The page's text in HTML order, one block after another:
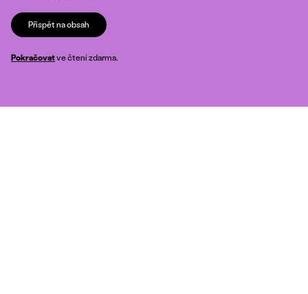
Přispět na obsah
Pokračovatve čtení zdarma.